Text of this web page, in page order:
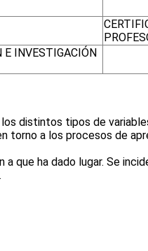
E INVESTIGACIÓN
distintos tipos de
torno a los procesos de
que ha dado lugar. Se